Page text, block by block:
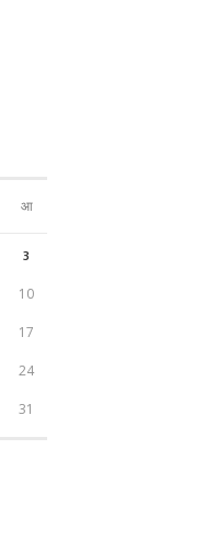
आ
3
10
17
24
31